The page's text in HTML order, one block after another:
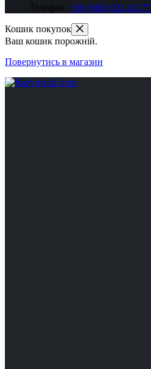
Телефон: +38 (066) 022-82-75
Кошик покупок
Ваш кошик порожній.
Повернутись в магазин